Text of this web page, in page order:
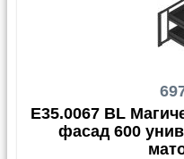
E35.0067 BL
фасад 600